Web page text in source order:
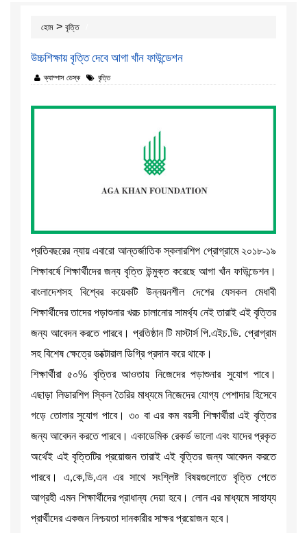
হোম > বৃত্তি
উচ্চশিক্ষায় বৃত্তি দেবে আগা খাঁন ফাউন্ডেশন
ক্যাম্পাস ডেস্ক বৃত্তি
প্রতিবছরের ন্যায় এবারো আন্তর্জাতিক স্কলারশিপ প্রোগ্রামে ২০১৮-১৯
শিক্ষাবর্ষে শিক্ষার্থীদের জন্য বৃত্তি উন্মুক্ত করেছে আগা খাঁন ফাউন্ডেশন।
বাংলাদেশসহ বিশ্বের কয়েকটি উন্নয়নশীল দেশের যেসকল মেধাবী
শিক্ষার্থীদের তাদের পড়াশুনার খরচ চালানোর সামর্থ্য নেই তারাই এই বৃত্তির
জন্য আবেদন করতে পারবে। প্রতিষ্ঠান টি মাস্টার্স পি.এইচ.ডি. প্রোগ্রাম
সহ বিশেষ ক্ষেত্রে ডক্টোরাল ডিগ্রি প্রদান করে থাকে।
শিক্ষার্থীরা ৫০% বৃত্তির আওতায় নিজেদের পড়াশুনার সুযোগ পাবে।
এছাড়া লিডারশিপ স্কিল তৈরির মাধ্যমে নিজেদের যোগ্য পেশাদার হিসেবে
গড়ে তোলার সুযোগ পাবে। ৩০ বা এর কম বয়সী শিক্ষার্থীরা এই বৃত্তির
জন্য আবেদন করতে পারবে। একাডেমিক রেকর্ড ভালো এবং যাদের প্রকৃত
অর্থেই এই বৃত্তিটির প্রয়োজন তারাই এই বৃত্তির জন্য আবেদন করতে
পারবে। এ,কে,ডি,এন এর সাথে সংশ্লিষ্ট বিষয়গুলোতে বৃত্তি পেতে
আগ্রহী এমন শিক্ষার্থীদের প্রাধান্য দেয়া হবে। লোন এর মাধ্যমে সাহায্য
প্রার্থীদের একজন নিশ্চয়তা দানকারীর সাক্ষর প্রয়োজন হবে।